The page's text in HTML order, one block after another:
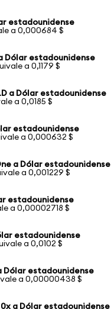
estadounidense
a 0,000684 $
Dólar estadounidense
a 0,1179 $
a Dólar estadounidense
a 0,0185 $
estadounidense
a 0,000632 $
a Dólar estadounidense
a 0,001229 $
estadounidense
a 0,00002718 $
estadounidense
a 0,0102 $
Dólar estadounidense
a 0,00000438 $
a Dólar estadounidense